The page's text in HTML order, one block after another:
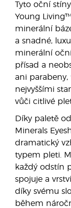
Tyto oční
Young
minerální
a snadné,
minerální
přísad a
ani parabeny,
nejvyššími
vůči citlivé
Díky paletě
Minerals
dramatický
typem pleti.
každý odstín
spojuje a
díky svému
během